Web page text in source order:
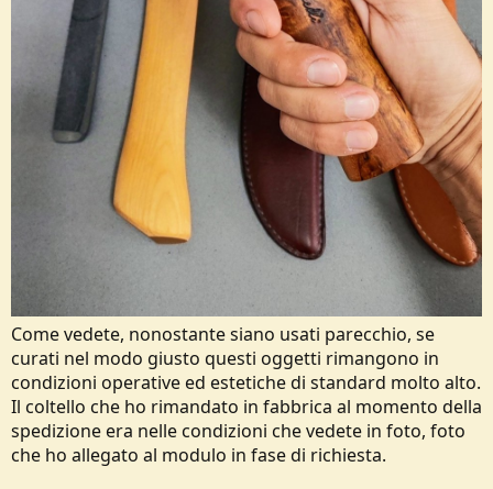
Come vedete, nonostante siano usati parecchio, se
curati nel modo giusto questi oggetti rimangono in
condizioni operative ed estetiche di standard molto alto.
Il coltello che ho rimandato in fabbrica al momento della
spedizione era nelle condizioni che vedete in foto, foto
che ho allegato al modulo in fase di richiesta.